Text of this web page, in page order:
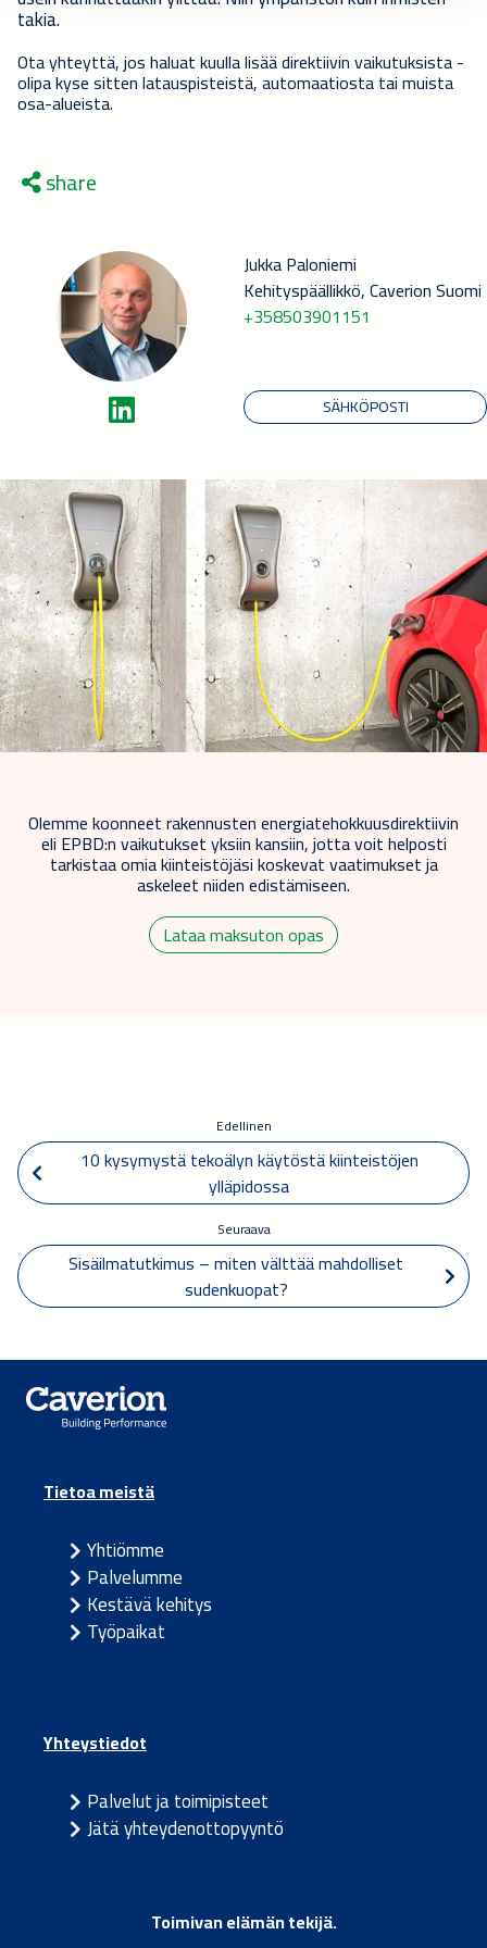
takia.
Ota yhteyttä, jos haluat kuulla lisää direktiivin vaikutuksista -
olipa kyse sitten latauspisteistä, automaatiosta tai muista
osa-alueista.
share
Jukka Paloniemi
Kehityspäällikkö, Caverion Suomi
+358503901151
SÄHKÖPOSTI
Olemme koonneet rakennusten energiatehokkuusdirektiivin
eli EPBD:n vaikutukset yksiin kansiin, jotta voit helposti
tarkistaa omia kiinteistöjäsi koskevat vaatimukset ja
askeleet niiden edistämiseen.
Lataa maksuton opas
Edellinen
ylläpidossa
Seuraava
Sisäilmatutkimus – miten välttää mahdolliset
sudenkuopat?
Tietoa meistä
Yhtiömme
Palvelumme
Kestävä kehitys
Työpaikat
Yhteystiedot
Palvelut ja toimipisteet
Jätä yhteydenottopyyntö
Toimivan elämän tekijä.